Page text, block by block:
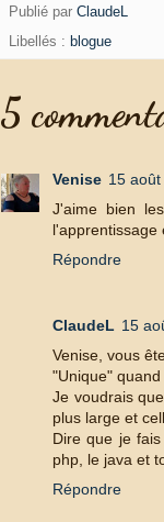
Publié par ClaudeL
Libellés : blogue
5
Venise 15
J'aime bien
l'apprentissage
Répondre
ClaudeL 15
Venise, vous
"Unique"
Je voudrais
plus large et
Dire que je
php, le java et
Répondre